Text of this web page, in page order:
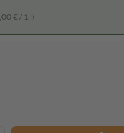
€ / 1 l)